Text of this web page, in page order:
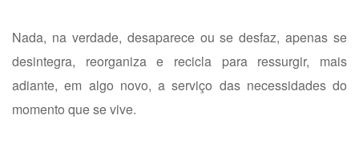
Nada, na verdade, desaparece ou se desfaz, apenas se
desintegra, reorganiza e recicla para ressurgir, mais
adiante, em algo novo, a serviço das necessidades do
momento que se vive.